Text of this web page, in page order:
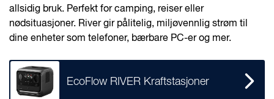
allsidig bruk. Perfekt for camping, reiser eller
nødsituasjoner. River gir pålitelig, miljøvennlig strøm til
dine enheter som telefoner, bærbare PC-er og mer.
EcoFlow RIVER Kraftstasjoner